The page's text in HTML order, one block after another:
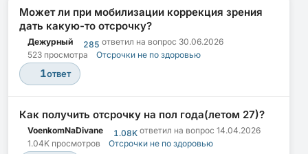
Может ли при мобилизации коррекция зрения
дать какую-то отсрочку?
Дежурный 285 ответил на вопрос 30.06.2026
523 просмотра
Отсрочки не по здоровью
1ответ
Как получить отсрочку на пол года(летом 27)?
VoenkomNaDivane 1.08Kответил на вопрос 14.04.2026
1.04K просмотров
Отсрочки не по здоровью